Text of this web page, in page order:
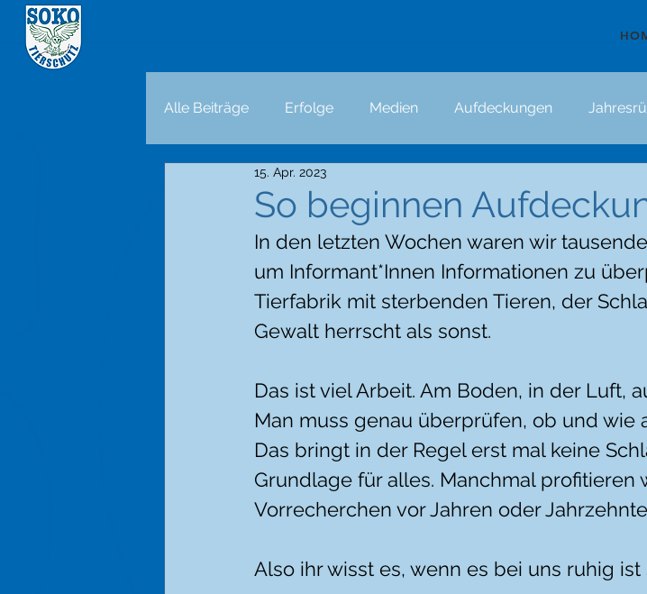
Alle Beiträge Erfolge Medien Aufdeckungen
So beginnen
15. Apr. 2023
In den letzten Wochen waren wir
um Informant*Innen Informationen zu
Tierfabrik mit sterbenden Tieren, der
Gewalt herrscht als sonst.
Das ist viel Arbeit. Am Boden, in der Luft,
Man muss genau überprüfen, ob und wie
Das bringt in der Regel erst mal keine
Grundlage für alles. Manchmal profitieren
Vorrecherchen vor Jahren oder
Also ihr wisst es, wenn es bei uns ruhig